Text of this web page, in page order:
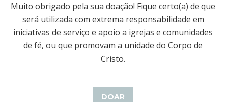
Muito obrigado pela sua doação! Fique certo(a) de que
será utilizada com extrema responsabilidade em
iniciativas de serviço e apoio a igrejas e comunidades
de fé, ou que promovam a unidade do Corpo de
Cristo.
DOAR